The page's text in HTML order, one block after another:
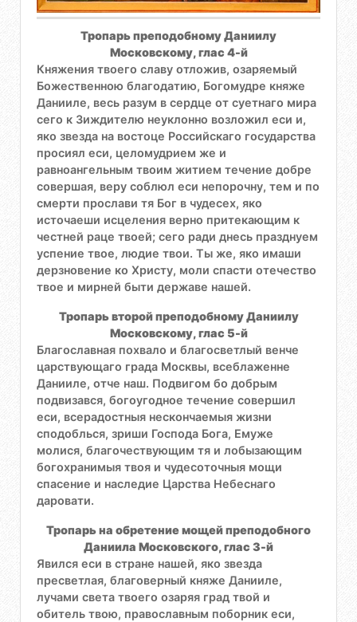
Тропарь преподобному Даниилу
Московскому, глас 4-й
Княжения твоего славу отложив, озаряемый
Божественною благодатию, Богомудре княже
Данииле, весь разум в сердце от суетнаго мира
сего к Зиждителю неуклонно возложил еси и,
яко звезда на востоце Российскаго государства
просиял еси, целомудрием же и
равноангельным твоим житием течение добре
совершая, веру соблюл еси непорочну, тем и по
смерти прослави тя Бог в чудесех, яко
источаеши исцеления верно притекающим к
честней раце твоей; сего ради днесь празднуем
успение твое, людие твои. Ты же, яко имаши
дерзновение ко Христу, моли спасти отечество
твое и мирней быти державе нашей.
Тропарь второй преподобному Даниилу
Московскому, глас 5-й
Благославная похвало и благосветлый венче
царствующаго града Москвы, всеблаженне
Данииле, отче наш. Подвигом бо добрым
подвизався, богоугодное течение совершил
еси, всерадостныя нескончаемыя жизни
сподоблься, зриши Господа Бога, Емуже
молися, благочествующим тя и лобызающим
богохранимыя твоя и чудесоточныя мощи
спасение и наследие Царства Небеснаго
даровати.
Тропарь на обретение мощей преподобного
Даниила Московского, глас 3-й
Явился еси в стране нашей, яко звезда
пресветлая, благоверный княже Данииле,
лучами света твоего озаряя град твой и
обитель твою, православным поборник еси,